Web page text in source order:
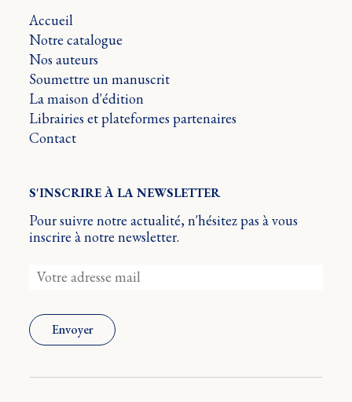
Accueil
Notre catalogue
Nos auteurs
Soumettre un manuscrit
La maison d'édition
Librairies et plateformes partenaires
Contact
S'INSCRIRE À LA NEWSLETTER
Pour suivre notre actualité, n'hésitez pas à vous
inscrire à notre newsletter.
Envoyer